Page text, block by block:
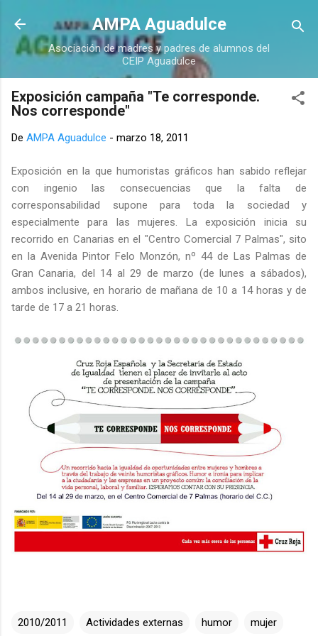
Ir al contenido principal
AMPA Aguadulce
Asociación de madres y padres de alumnos del
CEIP Aguadulce
Exposición campaña "Te corresponde.
Nos corresponde"
De AMPA Aguadulce - marzo 18, 2011
Exposición en la que humoristas gráficos han sabido reflejar
con ingenio las consecuencias que la falta de
corresponsabilidad supone para toda la sociedad y
especialmente para las mujeres. La exposición inicia su
recorrido en Canarias en el "Centro Comercial 7 Palmas", sito
en la Avenida Pintor Felo Monzón, nº 44 de Las Palmas de
Gran Canaria, del 14 al 29 de marzo (de lunes a sábados),
ambos inclusive, en horario de mañana de 10 a 14 horas y de
tarde de 17 a 21 horas.
2010/2011 Actividades externas humor mujer